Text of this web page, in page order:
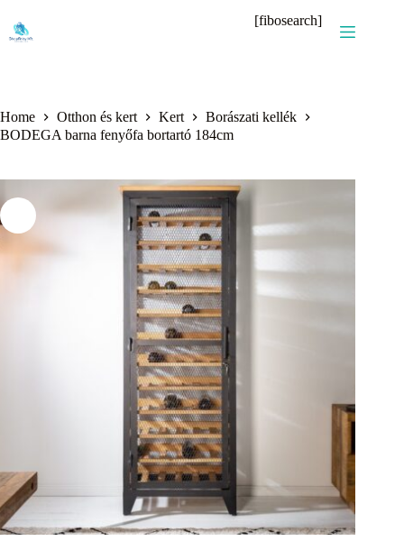
content
[fibosearch]
Home Otthon és kert Kert
Borászati kellék
BODEGA barna fenyőfa bortartó 184cm